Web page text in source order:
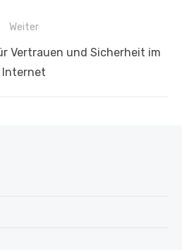
Weiter
Vertrauen und Sicherheit im
Internet